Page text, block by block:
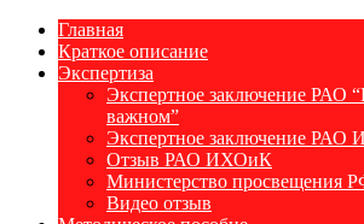
Главная
Краткое описание
Экспертиза
Экспертное заключение РАО
важном”
Экспертное заключение
Отзыв РАО ИХОиК
Министерство просвещения
Видео отзыв